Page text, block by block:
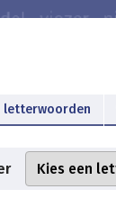
letterwoorden